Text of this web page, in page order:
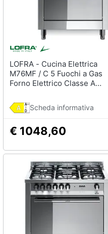
Asciugamani
Asciugamani elettrici
Vedi tutti
LOFRA - Cucina Elettrica
M76MF / C 5 Fuochi a Gas
Forno Elettrico Classe A
Inox Serie Maxima 70
Scheda informativa
€ 1048,60